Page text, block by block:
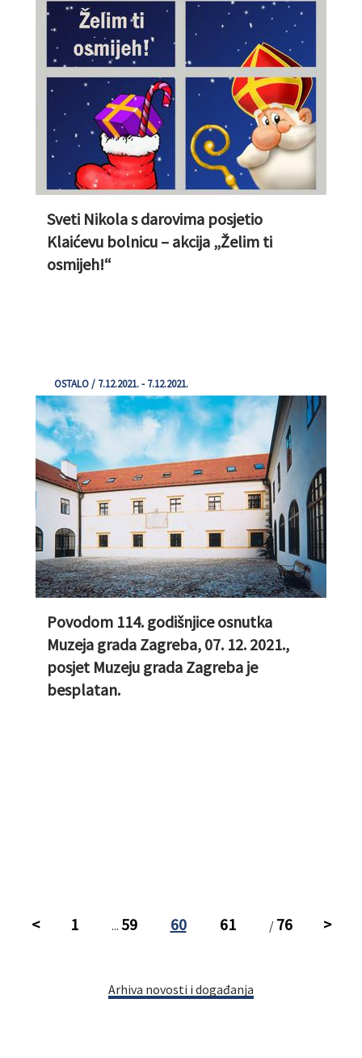
Sveti Nikola s darovima posjetio
Klaićevu bolnicu – akcija „Želim ti
osmijeh!“
OSTALO / 7.12.2021. - 7.12.2021.
Povodom 114. godišnjice osnutka
Muzeja grada Zagreba, 07. 12. 2021.,
posjet Muzeju grada Zagreba je
besplatan.
< 1 ... 59 60 61 / 76 >
Arhiva novosti i događanja